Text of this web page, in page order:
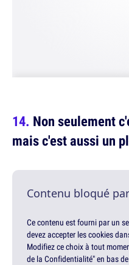
Non seulement
mais c'est aussi un
Contenu bloqué
Ce contenu est fourni par un
devez accepter les cookies
Modifiez ce choix à tout
de la Confidentialité" en bas